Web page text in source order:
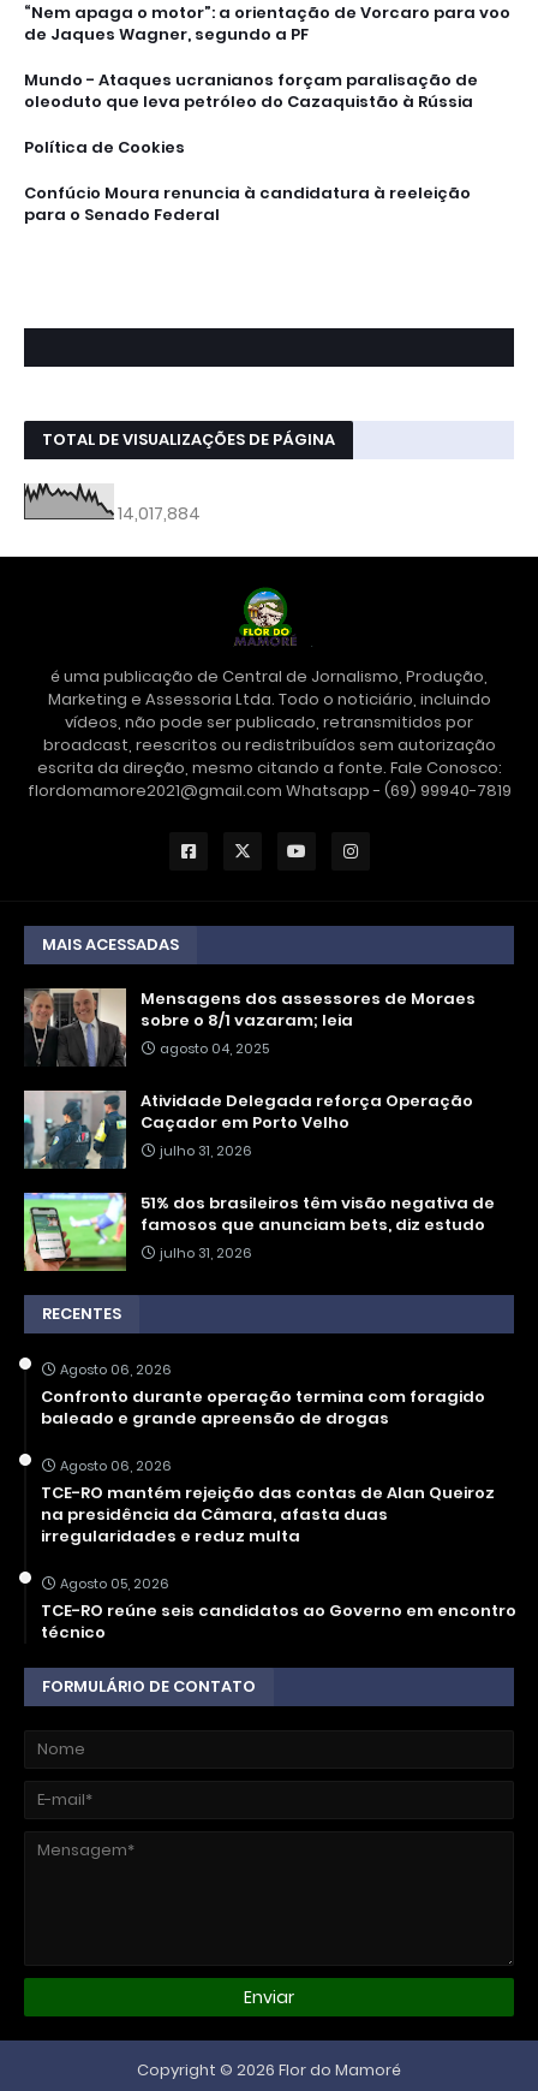
“Nem apaga o motor”: a orientação de Vorcaro para voo
de Jaques Wagner, segundo a PF
Mundo - Ataques ucranianos forçam paralisação de
oleoduto que leva petróleo do Cazaquistão à Rússia
Política de Cookies
Confúcio Moura renuncia à candidatura à reeleição
para o Senado Federal
TOTAL DE VISUALIZAÇÕES DE PÁGINA
14,017,884
é uma publicação de Central de Jornalismo, Produção,
Marketing e Assessoria Ltda. Todo o noticiário, incluindo
vídeos, não pode ser publicado, retransmitidos por
broadcast, reescritos ou redistribuídos sem autorização
escrita da direção, mesmo citando a fonte. Fale Conosco:
flordomamore2021@gmail.com Whatsapp - (69) 99940-7819
MAIS ACESSADAS
Mensagens dos assessores de Moraes
sobre o 8/1 vazaram; leia
agosto 04, 2025
Atividade Delegada reforça Operação
Caçador em Porto Velho
julho 31, 2026
51% dos brasileiros têm visão negativa de
famosos que anunciam bets, diz estudo
julho 31, 2026
RECENTES
Agosto 06, 2026
Confronto durante operação termina com foragido
baleado e grande apreensão de drogas
Agosto 06, 2026
TCE-RO mantém rejeição das contas de Alan Queiroz
na presidência da Câmara, afasta duas
irregularidades e reduz multa
Agosto 05, 2026
TCE-RO reúne seis candidatos ao Governo em encontro
técnico
FORMULÁRIO DE CONTATO
Copyright © 2026 Flor do Mamoré